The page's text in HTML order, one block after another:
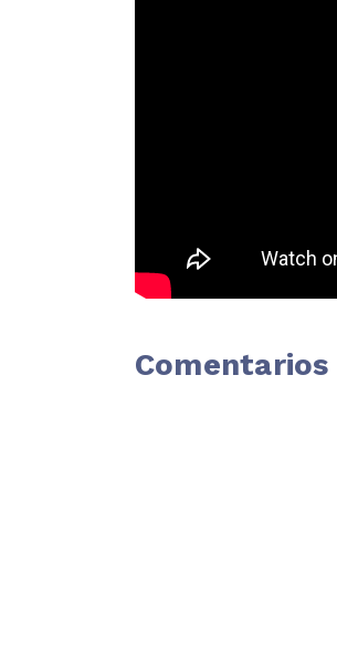
Comentarios